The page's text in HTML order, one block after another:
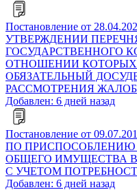
Постановление от
УТВЕРЖДЕНИИ
ГОСУДАРСТВЕННОГО
ОТНОШЕНИИ
ОБЯЗАТЕЛЬНЫЙ
РАССМОТРЕНИЯ ЖАЛОБ
Добавлен: 6 дней назад
Постановление от
ПО
ОБЩЕГО ИМУЩЕСТВА
С УЧЕТОМ
Добавлен: 6 дней назад